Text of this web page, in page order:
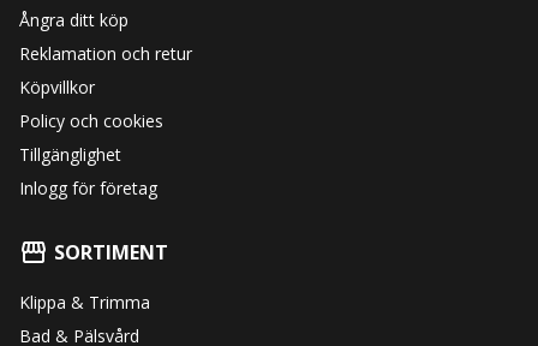
Ångra ditt köp
Reklamation och retur
Köpvillkor
Policy och cookies
Tillgänglighet
Inlogg för företag
SORTIMENT
Klippa & Trimma
Bad & Pälsvård